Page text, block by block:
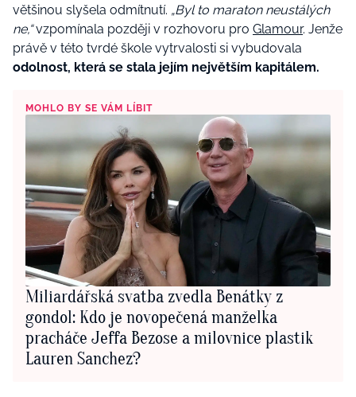
většinou slyšela odmítnutí. „Byl to maraton neustálých
ne,“vzpomínala později v rozhovoru pro Glamour. Jenže
právě v této tvrdé škole vytrvalosti si vybudovala
odolnost, která se stala jejím největším kapitálem.
MOHLO BY SE VÁM LÍBIT
Miliardářská svatba zvedla Benátky z
gondol: Kdo je novopečená manželka
pracháče Jeffa Bezose a milovnice plastik
Lauren Sanchez?